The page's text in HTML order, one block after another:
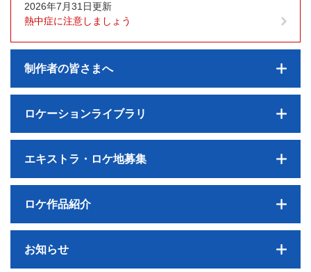
2026年7月31日更新
熱中症に注意しましょう
制作者の皆さまへ
ロケーションライブラリ
エキストラ・ロケ地募集
ロケ作品紹介
お知らせ